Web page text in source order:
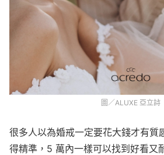
圖／ALUXE 亞立詩
很多人以為婚戒一定要花大錢才有質
得精準，5 萬內一樣可以找到好看又